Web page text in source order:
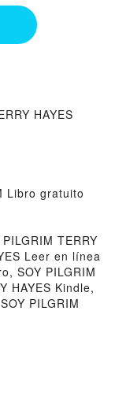
HAYES
Libro gratuito
TERRY
Leer en línea
SOY PILGRIM
HAYES Kindle,
PILGRIM